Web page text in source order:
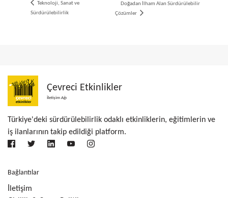
Teknoloji, Sanat ve
Sürdürülebilirlik
Doğadan İlham Alan Sürdürülebilir
Çözümler
Çevreci Etkinlikler
İletişim Ağı
Türkiye'deki sürdürülebilirlik odaklı etkinliklerin, eğitimlerin ve
iş ilanlarının takip edildiği platform.
Bağlantılar
İletişim